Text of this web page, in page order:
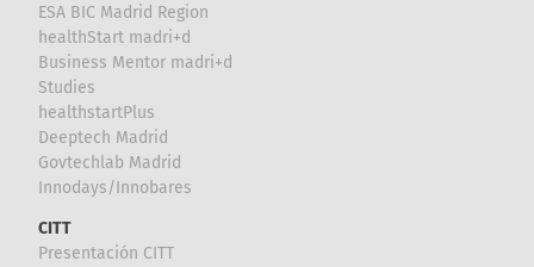
ESA BIC Madrid Region
healthStart madri+d
Business Mentor madri+d
Studies
healthstartPlus
Deeptech Madrid
Govtechlab Madrid
Innodays/Innobares
CITT
Presentación CITT